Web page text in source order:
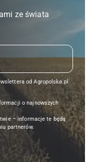
ze świata
od Agropolska.pl
o najnowszych
– informacje te będą
partnerów.